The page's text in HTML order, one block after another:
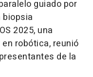
guiado por
biopsia
2025, una
robótica, reunió
de la